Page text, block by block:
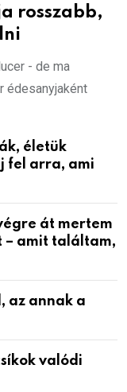
rosszabb,
- de ma
édesanyjaként
életük
fel arra, ami
át mertem
– amit találtam,
az annak a
valódi